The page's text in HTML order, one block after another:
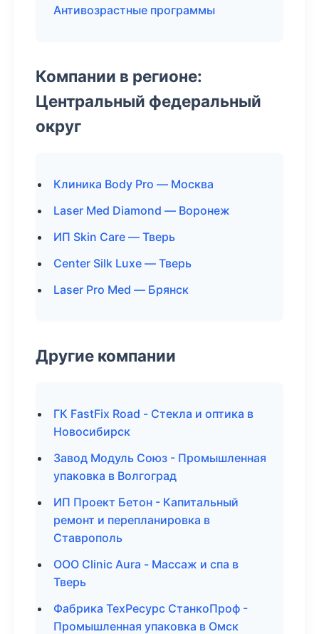
Антивозрастные программы
Компании в регионе:
Центральный федеральный
округ
Клиника Body Pro — Москва
Laser Med Diamond — Воронеж
ИП Skin Care — Тверь
Center Silk Luxe — Тверь
Laser Pro Med — Брянск
Другие компании
ГК FastFix Road - Стекла и оптика в
Новосибирск
Завод Модуль Союз - Промышленная
упаковка в Волгоград
ИП Проект Бетон - Капитальный
ремонт и перепланировка в
Ставрополь
ООО Clinic Aura - Массаж и спа в
Тверь
Фабрика ТехРесурс СтанкоПроф -
Промышленная упаковка в Омск